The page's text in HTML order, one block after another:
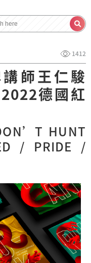
1412
師王仁駿
德國紅
HUNT
/ PRIDE /